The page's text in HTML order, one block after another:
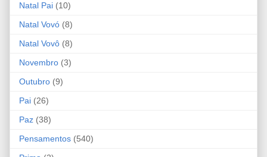
Natal Pai (10)
Natal Vovó (8)
Natal Vovô (8)
Novembro (3)
Outubro (9)
Pai (26)
Paz (38)
Pensamentos (540)